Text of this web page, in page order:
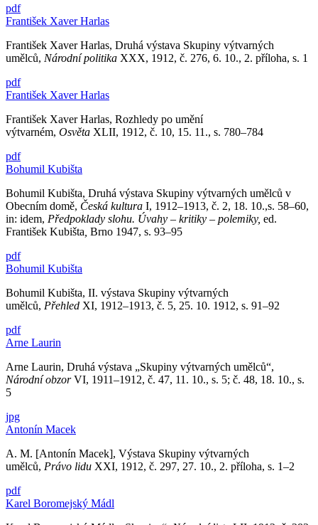
pdf
František Xaver Harlas
František Xaver Harlas, Druhá výstava Skupiny výtvarných
umělců, Národní politika XXX, 1912, č. 276, 6. 10., 2. příloha, s. 1
pdf
František Xaver Harlas
František Xaver Harlas, Rozhledy po umění
výtvarném, Osvěta XLII, 1912, č. 10, 15. 11., s. 780–784
pdf
Bohumil Kubišta
Bohumil Kubišta, Druhá výstava Skupiny výtvarných umělců v
Obecním domě, Česká kultura I, 1912–1913, č. 2, 18. 10.,s. 58–60,
in: idem, Předpoklady slohu. Úvahy – kritiky – polemiky, ed.
František Kubišta Brno 1947, s. 93–95
pdf
Bohumil Kubišta
Bohumil Kubišta, II. výstava Skupiny výtvarných
umělců, Přehled XI, 1912–1913, č. 5, 25. 10. 1912, s. 91–92
pdf
Arne Laurin
Arne Laurin, Druhá výstava „Skupiny výtvarných umělců“,
Národní obzorVI, 1911–1912, č. 47, 11. 10., s. 5; č. 48, 18. 10., s.
5
jpg
Antonín Macek
A. M. [Antonín Macek], Výstava Skupiny výtvarných
umělců, Právo lidu XXI, 1912, č. 297, 27. 10., 2. příloha, s. 1–2
pdf
Karel Boromejský Mádl